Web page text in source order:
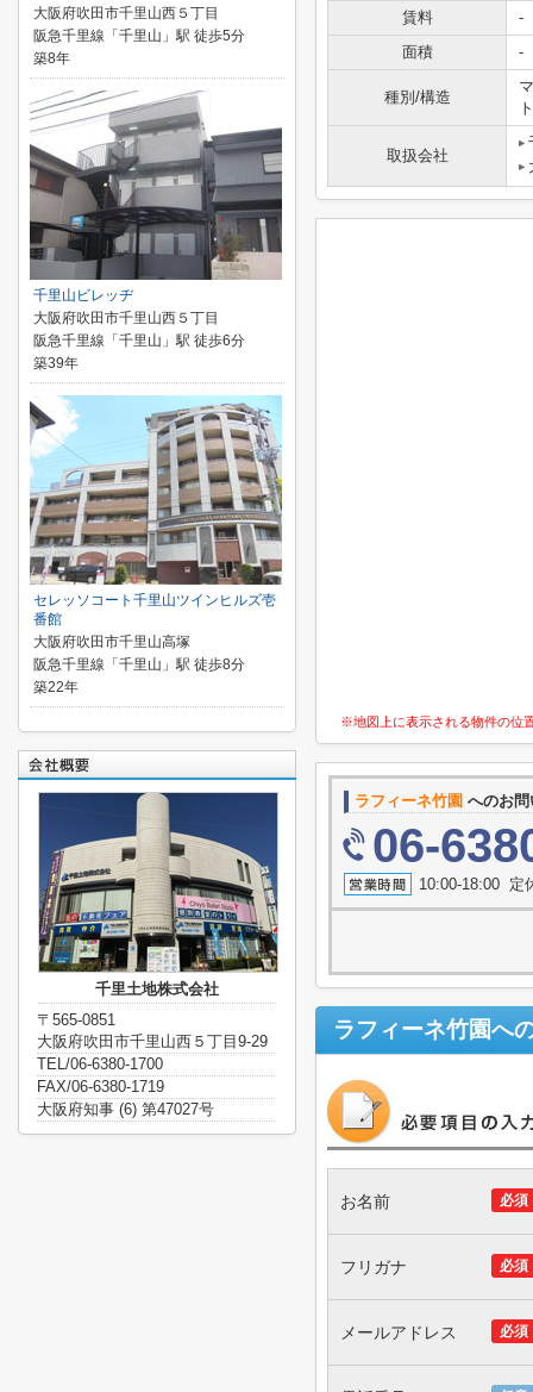
賃料
-
面積
-
種別/構造
ト
取扱会社
※地図上に表示される物件の位
ラフィーネ竹園 へのお
06-
10:00-18:00 定
ラフィーネ竹園へ
必須
お名前
必須
フリガナ
必須
メールアドレス
大阪府吹田市千里山西５丁目
阪急千里線「千里山」駅 徒歩5分
築8年
千里山ビレッヂ
大阪府吹田市千里山西５丁目
阪急千里線「千里山」駅 徒歩6分
築39年
セレッソコート千里山ツインヒルズ壱
番館
大阪府吹田市千里山高塚
阪急千里線「千里山」駅 徒歩8分
築22年
千里土地株式会社
〒565-0851
大阪府吹田市千里山西５丁目9-29
TEL/06-6380-1700
FAX/06-6380-1719
大阪府知事 (6) 第47027号